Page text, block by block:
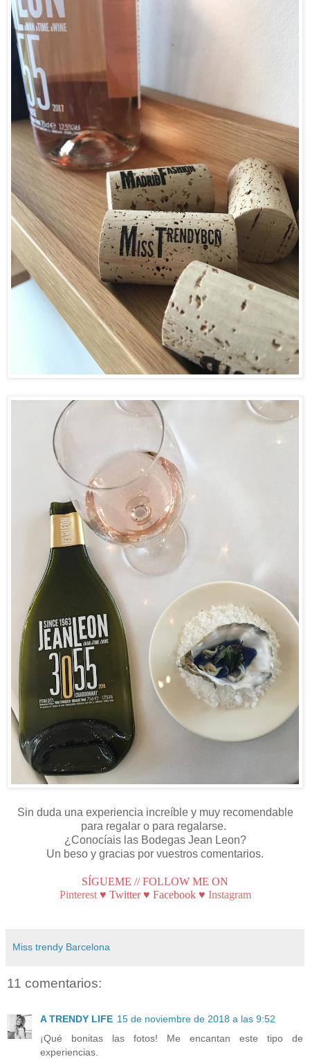
Sin duda una experiencia increíble y muy recomendable
para regalar o para regalarse.
¿Conocíais las Bodegas Jean Leon?
Un beso y gracias por vuestros comentarios.
SÍGUEME // FOLLOW ME ON
Pinterest ♥ Twitter ♥ Facebook ♥ Instagram
Miss trendy Barcelona
11 comentarios:
A TRENDY LIFE 15 de noviembre de 2018 a las 9:52
¡Qué bonitas las fotos! Me encantan este tipo de
experiencias.